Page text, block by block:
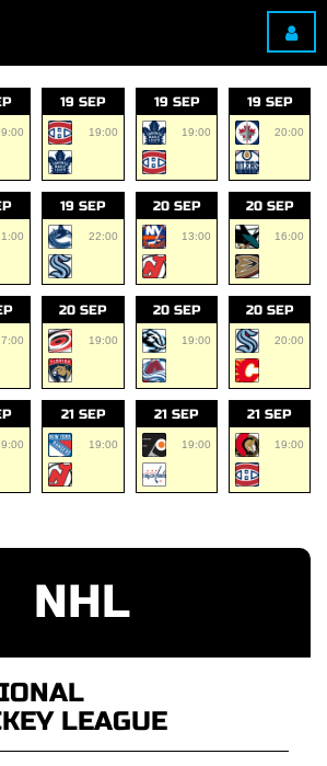
19 SEP
19:00
19 SEP
19:00
19 SEP
20:00
19 SEP
22:00
20 SEP
13:00
20 SEP
16:00
20 SEP
19:00
20 SEP
19:00
20 SEP
20:00
21 SEP
19:00
21 SEP
19:00
21 SEP
19:00
NHL
LEAGUE